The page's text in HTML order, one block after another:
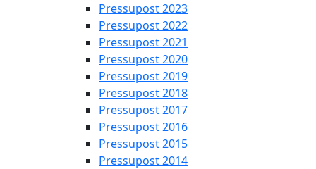
Pressupost 2023
Pressupost 2022
Pressupost 2021
Pressupost 2020
Pressupost 2019
Pressupost 2018
Pressupost 2017
Pressupost 2016
Pressupost 2015
Pressupost 2014